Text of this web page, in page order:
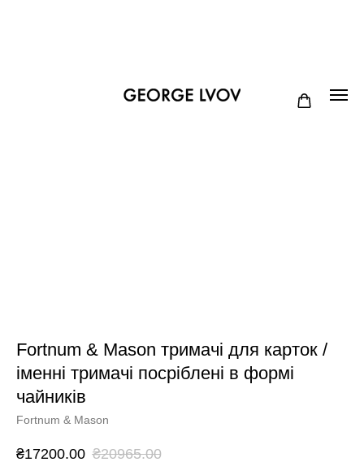
Fortnum & Mason тримачі для карток /
іменні тримачі посріблені в формі
чайників
Fortnum & Mason
₴17200.00 ₴20965.00